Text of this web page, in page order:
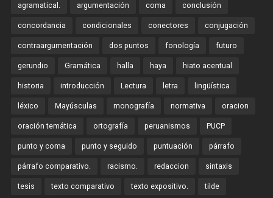
agramatical. argumentación coma conclusión
concordancia condicionales conectores conjugación
contraargumentación dos puntos fonología futuro
gerundio Gramática halla haya hiato acentual
historia introducción Lectura letra lingüística
léxico Mayúsculas monografía normativa oracion
oración temática ortografía peruanismos PUCP
punto y coma punto y seguido puntuación párrafo
párrafo comparativo. racismo. redaccion sintaxis
tesis texto comparativo texto expositivo. tilde